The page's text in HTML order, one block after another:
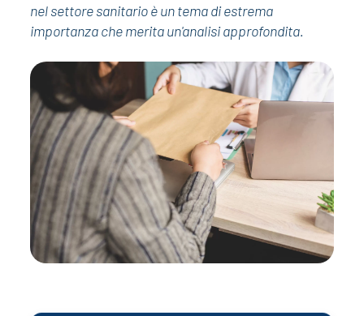
nel settore sanitario è un tema di estrema
importanza che merita un'analisi approfondita.